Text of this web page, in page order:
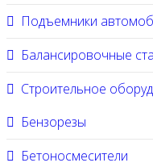
Подъемники
Балансировочные
Строительное
Бензорезы
Бетоносмесители